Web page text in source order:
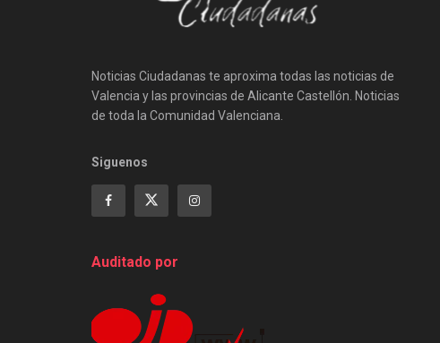
Noticias Ciudadanas te aproxima todas las noticias de
Valencia y las provincias de Alicante Castellón. Noticias
de toda la Comunidad Valenciana.
Siguenos
Auditado por